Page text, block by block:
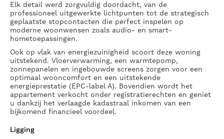
Elk detail werd zorgvuldig doordacht, van de
professioneel uitgewerkte lichtpunten tot de strategisch
geplaatste stopcontacten die perfect inspelen op
moderne woonwensen zoals audio- en smart-
hometoepassingen.
Ook op vlak van energiezuinigheid scoort deze woning
uitstekend. Vloerverwarming, een warmtepomp,
zonnepanelen en ingebouwde screens zorgen voor een
optimaal wooncomfort en een uitstekende
energieprestatie (EPC-label A). Bovendien wordt het
appartement verkocht onder registratierechten en geniet
u dankzij het verlaagde kadastraal inkomen van een
bijkomend financieel voordeel.
Ligging